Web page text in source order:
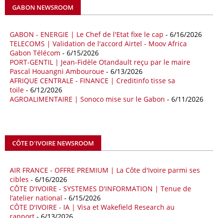
importations chinoises en provenance du continent ont atteint 45,02
quatre premiers mois de 2025.
09/05/26 ITALIE - LIBYE
Les deux pays veulent accélérer leurs projets gaziers communs, afin
de sécuriser davantage les approvisionnements énergétiques en
Méditerranée, dans un contexte marqué par des tensions
géopolitiques internationales et des perturbations sur le marché
mondial du gaz. Réunis à Rome le jeudi 7 mai, la Première ministre
coopération et les investissements dans le secteur énergétique. Cette
séquence survient alors que Rome cherche à réduire son exposition
18/04/26 ALGERIE - BP
La multinationale BP signe son retour en Algérie où un permis de
prospection d’hydrocarbures dans le bassin oriental lui a été attribué
par l’Agence nationale pour la valorisation des ressources en
GABON NEWSROOM
GABON - ENERGIE | Le Chef de l'Etat fixe le cap - 6/16/2026
TELECOMS | Validation de l'accord Airtel - Moov Africa
Gabon Télécom - 6/15/2026
PORT-GENTIL | Jean-Fidèle Otandault reçu par le maire
Pascal Houangni Ambouroue - 6/13/2026
AFRIQUE CENTRALE - FINANCE | Creditinfo tisse sa
toile - 6/12/2026
AGROALIMENTAIRE | Sonoco mise sur le Gabon - 6/11/2026
CÔTE D'IVOIRE NEWSROOM
AIR FRANCE - OFFRE PREMIUM | La Côte d'Ivoire parmi ses
cibles - 6/16/2026
CÔTE D'IVOIRE - SYSTEMES D'INFORMATION | Tenue de
l’atelier national - 6/15/2026
CÔTE D'IVOIRE - IA | Visa et Wakefield Research au